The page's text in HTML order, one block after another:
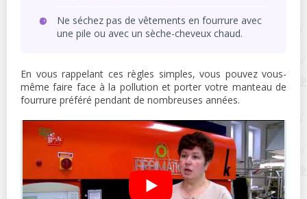
Ne séchez pas de vêtements en fourrure avec
une pile ou avec un sèche-cheveux chaud.
En vous rappelant ces règles simples, vous pouvez vous-
même faire face à la pollution et porter votre manteau de
fourrure préféré pendant de nombreuses années.